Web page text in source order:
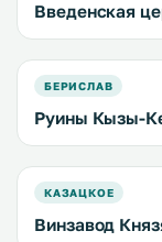
Введенская
БЕРИСЛАВ
Руины Кызы-
КАЗАЦКОЕ
Винзавод